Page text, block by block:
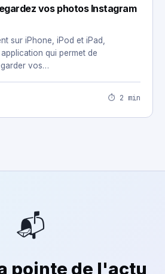
vos photos Instagram
sur iPhone, iPod et iPad,
qui permet de
vos…
⏱ 2 min
📬
pointe de l'actu